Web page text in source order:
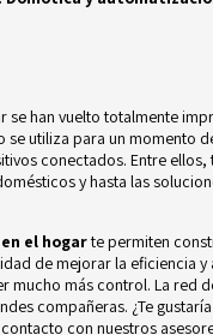
se han vuelto totalmente
se utiliza para un momento
conectados. Entre ellos,
y hasta las
el hogarte permiten
de mejorar la eficiencia y
mucho más control. La red
compañeras. ¿Te
contacto con nuestros